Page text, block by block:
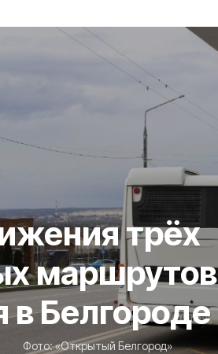
трёх
маршрутов
в Белгороде
Фото:«Открытый Белгород»